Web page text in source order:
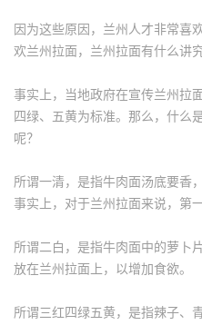
因为这些原因，兰州人才非常喜
欢兰州拉面，兰州拉面有什么讲究
事实上，当地政府在宣传兰州拉
四绿、五黄为标准。那么，什么
呢？
所谓一清，是指牛肉面汤底要香
事实上，对于兰州拉面来说，第
所谓二白，是指牛肉面中的萝卜
放在兰州拉面上，以增加食欲。
所谓三红四绿五黄，是指辣子、